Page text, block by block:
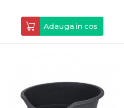
Adauga in cos